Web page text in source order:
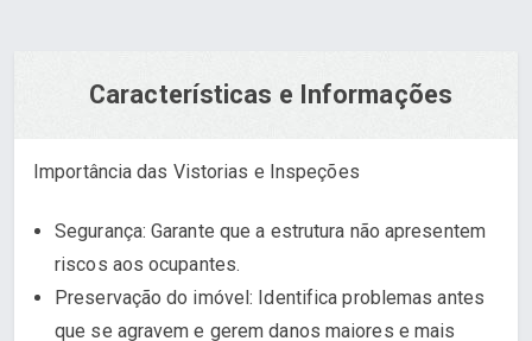
Características e Informações
Importância das Vistorias e Inspeções
Segurança: Garante que a estrutura não apresentem
riscos aos ocupantes.
Preservação do imóvel: Identifica problemas antes
que se agravem e gerem danos maiores e mais